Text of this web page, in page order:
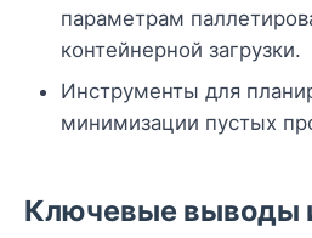
параметрам
контейнерной загрузки.
Инструменты для
минимизации пустых
Ключевые выводы